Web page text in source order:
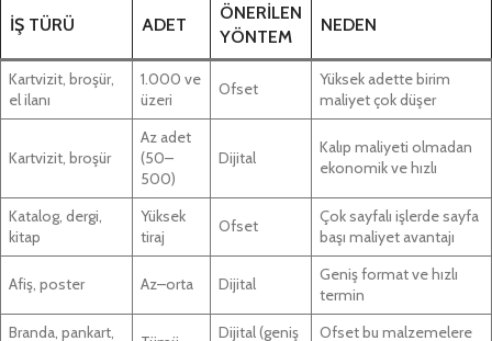
İŞ TÜRÜ ADET
ÖNERILEN
YÖNTEM
NEDEN
Kartvizit, broşür,
el ilanı
1.000 ve
üzeri
Ofset
Yüksek adette birim
maliyet çok düşer
Kartvizit, broşür
Az adet
(50–
500)
Dijital
Kalıp maliyeti olmadan
ekonomik ve hızlı
Katalog, dergi,
kitap
Yüksek
tiraj
Ofset
Çok sayfalı işlerde sayfa
başı maliyet avantajı
Afiş, poster Az–orta Dijital
Geniş format ve hızlı
termin
Branda, pankart,
Dijital (geniş
Ofset bu malzemelere